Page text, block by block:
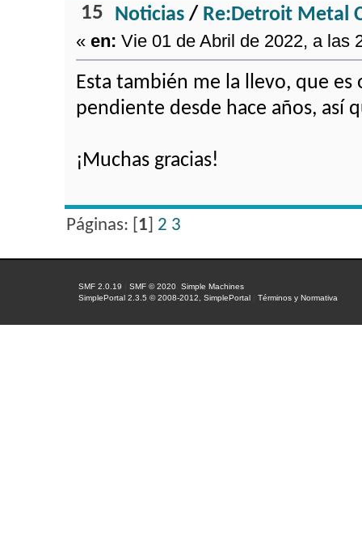
15 Noticias/ Re:Detroit Metal
«en: Vie 01 de Abril de 2022, a las
Esta también me la llevo, que
pendiente desde hace años, así
¡Muchas gracias!
Páginas: [ 1 2 3
SMF 2.0.19 |SMF © 2020 ,Simple Machines
SimplePortal 2.3.5 © 2008-2012, SimplePortal
|Términos y Normativa